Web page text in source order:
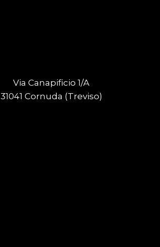
Via Canapificio 1/A
31041 Cornuda (Treviso)